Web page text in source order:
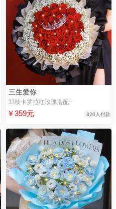
三生爱你
33枝卡罗拉红玫瑰搭配··
￥359元 820人付款